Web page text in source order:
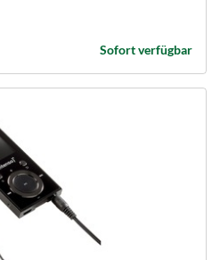
Sofort verfügbar